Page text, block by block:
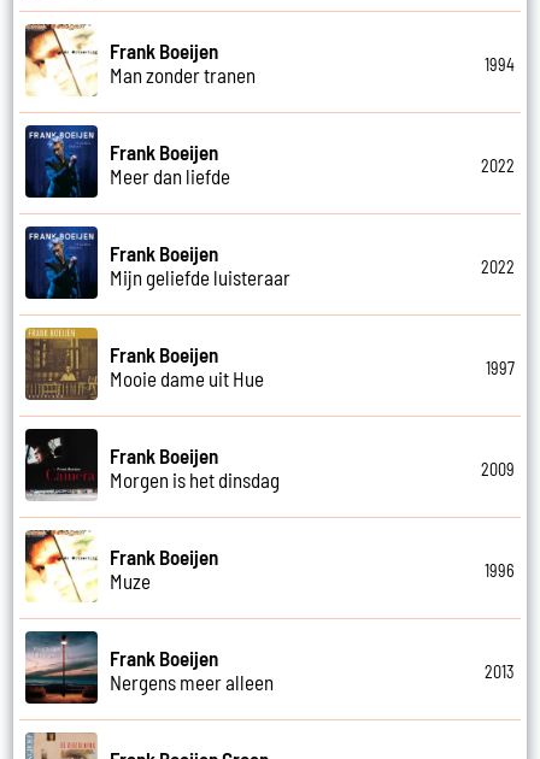
Frank Boeijen
Man zonder tranen
1994
Frank Boeijen
Meer dan liefde
2022
Frank Boeijen
Mijn geliefde luisteraar
2022
Frank Boeijen
Mooie dame uit Hue
1997
Frank Boeijen
Morgen is het dinsdag
2009
Frank Boeijen
Muze
1996
Frank Boeijen
Nergens meer alleen
2013